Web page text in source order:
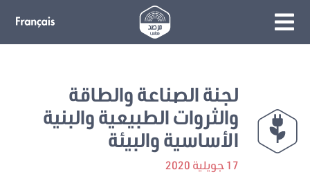
لجنة الصناعة والطاقة
والثروات الطبيعية والبنية
الأساسية والبيئة
17 جويلية 2020